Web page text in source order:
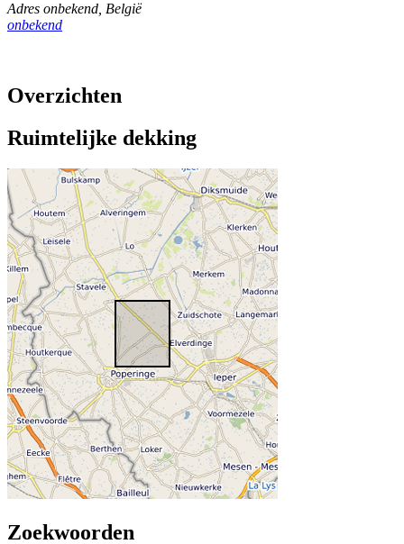
Adres onbekend België
onbekend
Overzichten
Ruimtelijke dekking
Zoekwoorden